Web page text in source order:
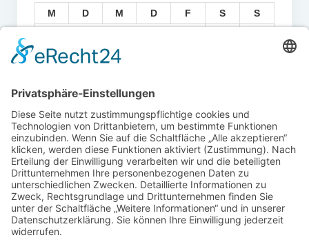
M D M D F S
S
3
4 5
17
18 19 20
24
25 26 27 28 29
30
31
« Juli